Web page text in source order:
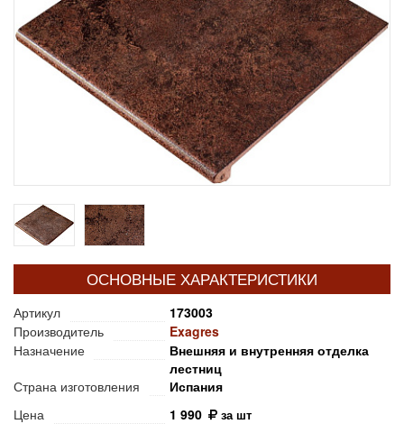
ОСНОВНЫЕ ХАРАКТЕРИСТИКИ
Артикул
173003
Производитель
Exagres
Назначение
Внешняя и внутренняя отделка
лестниц
Страна изготовления
Испания
Цена
1 990 за шт